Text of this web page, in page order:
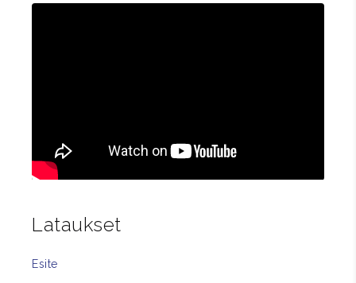
Lataukset
Esite